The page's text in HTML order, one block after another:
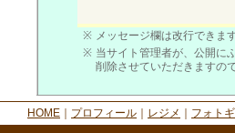
※ メッセージ欄は改行できま
※ 当サイト管理者が、公開に
削除させていただきますの
HOME プロフィール レジメ フォト